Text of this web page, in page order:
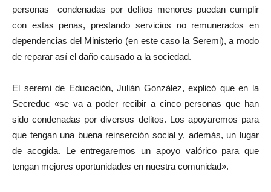
personas condenadas por delitos menores puedan cumplir
con estas penas, prestando servicios no remunerados en
dependencias del Ministerio (en este caso la Seremi), a modo
de reparar así el daño causado a la sociedad.
El seremi de Educación, Julián González, explicó que en la
Secreduc «se va a poder recibir a cinco personas que han
sido condenadas por diversos delitos. Los apoyaremos para
que tengan una buena reinserción social y, además, un lugar
de acogida. Le entregaremos un apoyo valórico para que
tengan mejores oportunidades en nuestra comunidad».